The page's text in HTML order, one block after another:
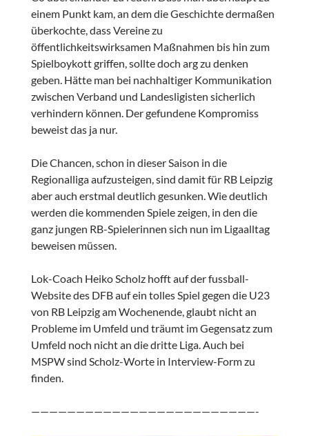
einem Punkt kam, an dem die Geschichte dermaßen
überkochte, dass Vereine zu
öffentlichkeitswirksamen Maßnahmen bis hin zum
Spielboykott griffen, sollte doch arg zu denken
geben. Hätte man bei nachhaltiger Kommunikation
zwischen Verband und Landesligisten sicherlich
verhindern können. Der gefundene Kompromiss
beweist das ja nur.
Die Chancen, schon in dieser Saison in die
Regionalliga aufzusteigen, sind damit für RB Leipzig
aber auch erstmal deutlich gesunken. Wie deutlich
werden die kommenden Spiele zeigen, in den die
ganz jungen RB-Spielerinnen sich nun im Ligaalltag
beweisen müssen.
Lok-Coach Heiko Scholz hofft auf der fussball-
Website des DFB auf ein tolles Spiel gegen die U23
von RB Leipzig am Wochenende, glaubt nicht an
Probleme im Umfeld und träumt im Gegensatz zum
Umfeld noch nicht an die dritte Liga. Auch bei
MSPW sind Scholz-Worte in Interview-Form zu
finden.
—————————————————————————-